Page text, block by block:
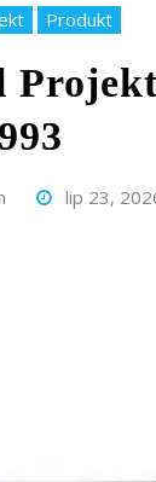
Produkt
lip 23,